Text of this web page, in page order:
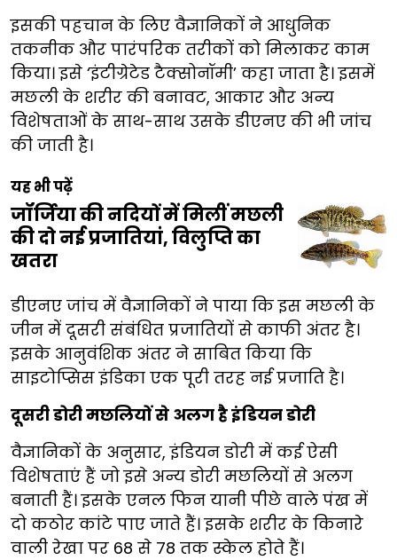
इसकी पहचान के लिए वैज्ञानिकों ने आधुनिक
तकनीक और पारंपरिक तरीकों को मिलाकर काम
किया। इसे ‘इंटीग्रेटेड टैक्सोनॉमी’ कहा जाता है। इसमें
मछली के शरीर की बनावट, आकार और अन्य
विशेषताओं के साथ-साथ उसके डीएनए की भी जांच
की जाती है।
यह भी पढ़ें
जॉर्जिया की नदियों में मिलीं मछली
की दो नई प्रजातियां, विलुप्ति का
खतरा
डीएनए जांच में वैज्ञानिकों ने पाया कि इस मछली के
जीन में दूसरी संबंधित प्रजातियों से काफी अंतर है।
इसके आनुवंशिक अंतर ने साबित किया कि
साइटोप्सिस इंडिका एक पूरी तरह नई प्रजाति है।
दूसरी डोरी मछलियों से अलग है इंडियन डोरी
वैज्ञानिकों के अनुसार, इंडियन डोरी में कई ऐसी
विशेषताएं हैं जो इसे अन्य डोरी मछलियों से अलग
बनाती हैं। इसके एनल फिन यानी पीछे वाले पंख में
दो कठोर कांटे पाए जाते हैं। इसके शरीर के किनारे
वाली रेखा पर 68 से 78 तक स्केल होते हैं।